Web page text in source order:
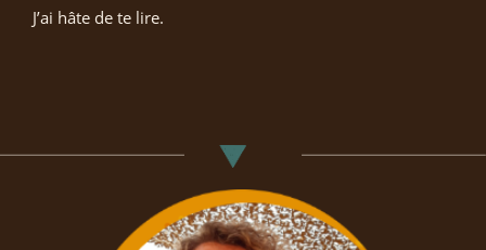
J’ai hâte de te lire.